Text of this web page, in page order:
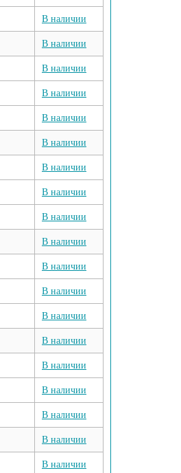
В наличии
В наличии
В наличии
В наличии
В наличии
В наличии
В наличии
В наличии
В наличии
В наличии
В наличии
В наличии
В наличии
В наличии
В наличии
В наличии
В наличии
В наличии
В наличии